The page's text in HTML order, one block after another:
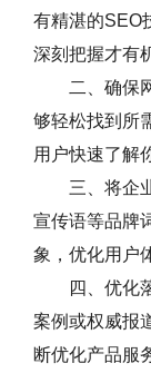
有精湛的SEO
深刻把握才有
二、确保
够轻松找到所
用户快速了解
三、将企
宣传语等品牌
象，优化用户
四、优化
案例或权威报
断优化产品服